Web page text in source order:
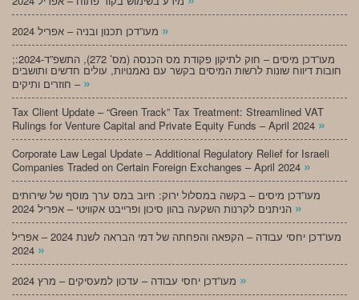
»
;מעו”דכן מיסים – חוק לתיקון פקודת מס הכנסה (מס’ 272), התשפ”ד-2024:
חובות דיווח שונות לרשות המיסים בקשר עם נאמנויות, עולים חדשים ותושבים
חוזרים ותיקים – »
Tax Client Update – “Green Track” Tax Treatment: Streamlined VAT
Rulings for Venture Capital and Private Equity Funds – April 2024 »
Corporate Law Legal Update – Additional Regulatory Relief for Israeli
Companies Traded on Certain Foreign Exchanges – April 2024 »
מעו”דכן מיסים – בקשה במסלול ירוק: חיוב במס ערך מוסף של שירותים
»
מעו”דכן יחסי עבודה – הקפאה והפחתה של דמי הבראה לשנת 2024 – אפריל
»
»